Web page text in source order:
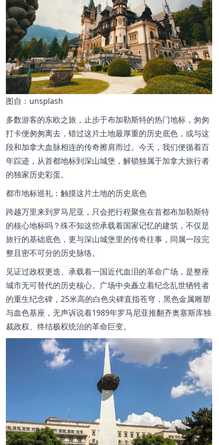
图自：unsplash
多数游客的东欧之旅，止步于布加勒斯特的热门地标，匆匆
打卡便匆匆离去，错过这片土地最厚重的历史底色，或与这
段和加拿大血脉相连的传奇擦肩而过。今天，我们便循着百
年踪迹，从首都地标到深山城堡，解锁独属于加拿大旅行者
的独家历史彩蛋。
都市地标巡礼：触摸这片土地的历史底色
跨越万里来到罗马尼亚，只会把行程聚焦在首都布加勒斯特
的核心地标吗？殊不知这些承载着国家记忆的建筑，不仅是
旅行的基础底色，更与深山城堡里的传奇往事，同属一段完
整且密不可分的历史脉络。
见证过政权更迭、承载着一国近代血泪的革命广场，是整座
城市无可替代的历史核心。广场中央矗立着纪念乱世牺牲者
的重生纪念碑，25米高的白色尖碑直指苍穹，黑色金属雕塑
与血色基座，无声诉说着1989年罗马尼亚推翻齐奥塞斯库独
裁政权、终结极权统治的革命巨变。